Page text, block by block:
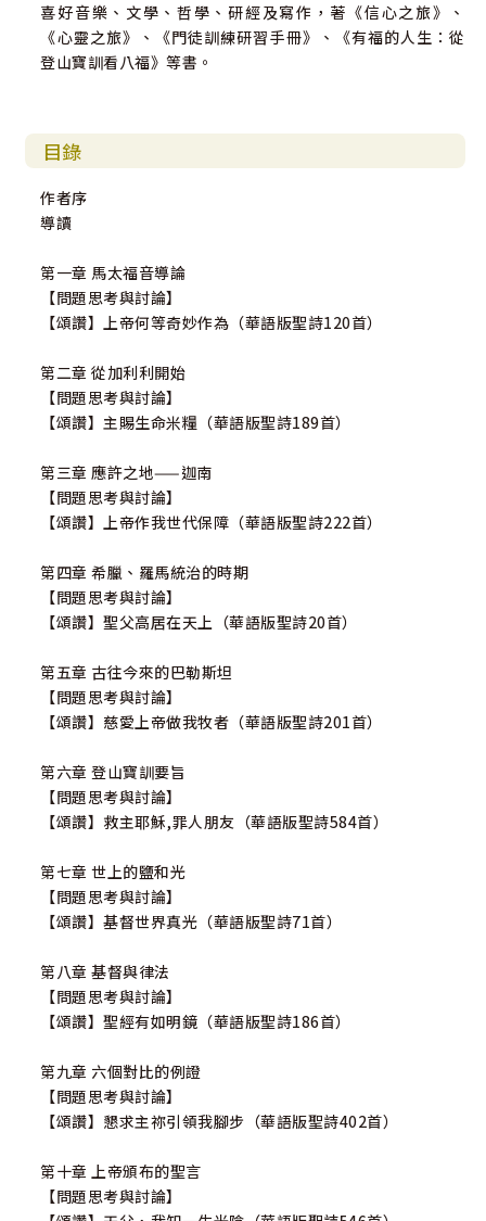
喜好音樂、文學、哲學、研經及寫作，著《信心之旅》、
《心靈之旅》、《門徒訓練研習手冊》、《有福的人生：從
登山寶訓看八福》等書。
目錄
作者序
導讀
第一章 馬太福音導論
【問題思考與討論】
【頌讚】上帝何等奇妙作為（華語版聖詩120首）
第二章 從加利利開始
【問題思考與討論】
【頌讚】主賜生命米糧（華語版聖詩189首）
第三章 應許之地——迦南
【問題思考與討論】
【頌讚】上帝作我世代保障（華語版聖詩222首）
第四章 希臘、羅馬統治的時期
【問題思考與討論】
【頌讚】聖父高居在天上（華語版聖詩20首）
第五章 古往今來的巴勒斯坦
【問題思考與討論】
【頌讚】慈愛上帝做我牧者（華語版聖詩201首）
第六章 登山寶訓要旨
【問題思考與討論】
【頌讚】救主耶穌,罪人朋友（華語版聖詩584首）
第七章 世上的鹽和光
【問題思考與討論】
【頌讚】基督世界真光（華語版聖詩71首）
第八章 基督與律法
【問題思考與討論】
【頌讚】聖經有如明鏡（華語版聖詩186首）
第九章 六個對比的例證
【問題思考與討論】
【頌讚】懇求主祢引領我腳步（華語版聖詩402首）
第十章 上帝頒布的聖言
【問題思考與討論】